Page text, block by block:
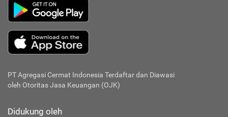
PT Agregasi Cermat Indonesia Terdaftar dan Diawasi
oleh Otoritas Jasa Keuangan (OJK)
Didukung oleh